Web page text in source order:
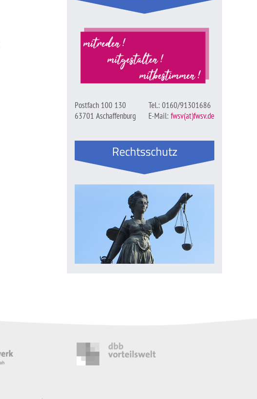
Postfach 100 130
63701 Aschaffenburg
Tel.: 0160/91301686
E-Mail: fwsv(at)fwsv.de
Rechtsschutz